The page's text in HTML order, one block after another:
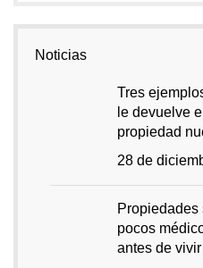
Noticias
Tres
le devuelve
propiedad
28 de
Propiedades
pocos
antes de